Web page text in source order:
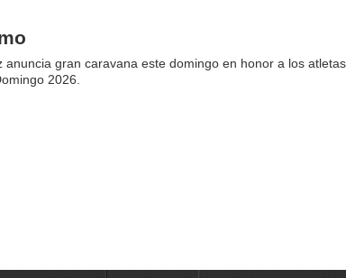
anuncia gran caravana este domingo en honor a los atletas
2026.